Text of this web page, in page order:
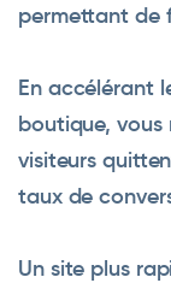
permettant de
En accélérant
boutique, vous
visiteurs
taux de
Un site plus